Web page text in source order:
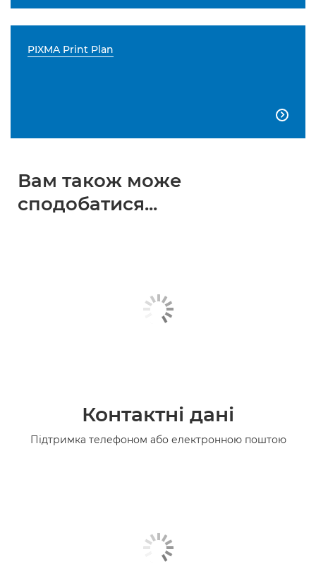
PIXMA Print Plan

Вам також може
сподобатися...
Контактні дані
Підтримка телефоном або електронною поштою